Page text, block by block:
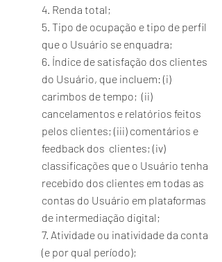
4. Renda total;
5. Tipo de ocupação e tipo de perfil
que o Usuário se enquadra;
6. Índice de satisfação dos clientes
do Usuário, que incluem: (i)
carimbos de tempo; (ii)
cancelamentos e relatórios feitos
pelos clientes; (iii) comentários e
feedback dos clientes; (iv)
classificações que o Usuário tenha
recebido dos clientes em todas as
contas do Usuário em plataformas
de intermediação digital;
7. Atividade ou inatividade da conta
(e por qual período);